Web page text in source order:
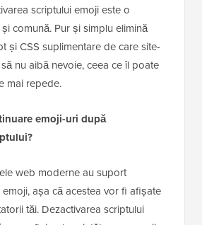
scriptului emoji este o
comună. Pur și simplu elimină
și CSS suplimentare de care site-
nu aibă nevoie, ceea ce îl poate
mai repede.
emoji-uri după
web moderne au suport
așa că acestea vor fi afișate
tăi. Dezactivarea scriptului